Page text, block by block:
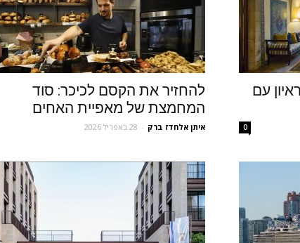
לחו"ל בקיץ 2026: ראיון עם
0
להחזיר את הקסם לכיכר: סוד
המחמצת של מאפיית האחים
איתן אלחדז ברק - 28 באפריל 2026